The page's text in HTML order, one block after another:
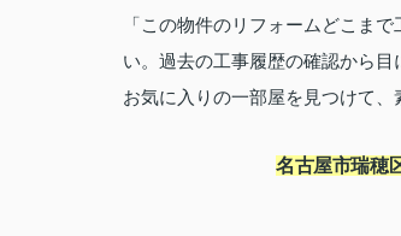
「この物件のリフォームどこま
い。過去の工事履歴の確認から
お気に入りの一部屋を見つけて
名古屋市瑞穂